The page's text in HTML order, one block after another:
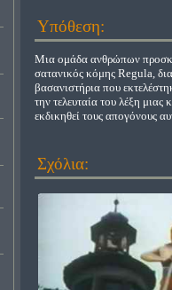
Υπόθεση:
Μια ομάδα ανθρώπων
σατανικός κόμης Regula,
βασανιστήρια που
την τελευταία του λέξη μιας
εκδικηθεί τους απογόνους
Σχόλια: